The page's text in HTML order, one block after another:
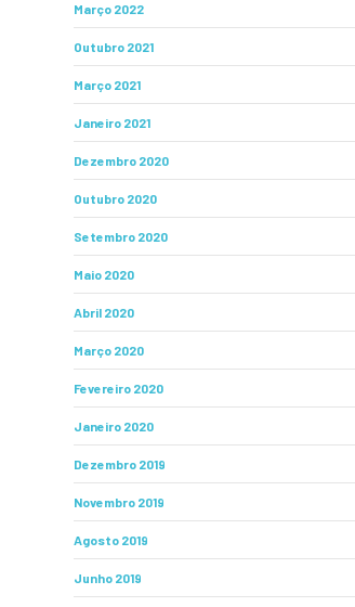
Março 2022
Outubro 2021
Março 2021
Janeiro 2021
Dezembro 2020
Outubro 2020
Setembro 2020
Maio 2020
Abril 2020
Março 2020
Fevereiro 2020
Janeiro 2020
Dezembro 2019
Novembro 2019
Agosto 2019
Junho 2019